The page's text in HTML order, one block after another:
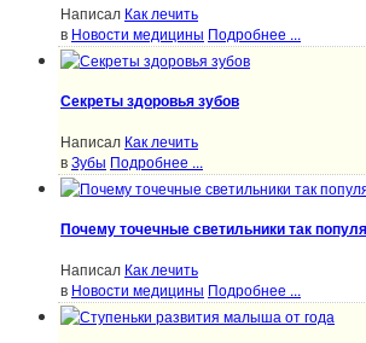
Написал Как лечить
в Новости медицины Подробнее ...
Секреты здоровья зубов
Написал Как лечить
вЗубы Подробнее ...
Почему точечные светильники так
Написал Как лечить
в Новости медицины Подробнее ...